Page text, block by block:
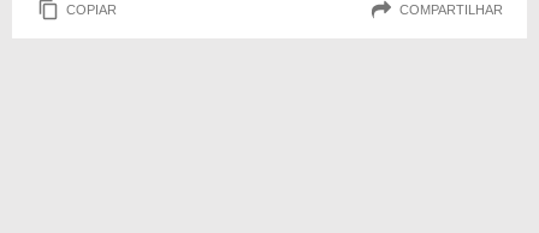
COPIAR COMPARTILHAR